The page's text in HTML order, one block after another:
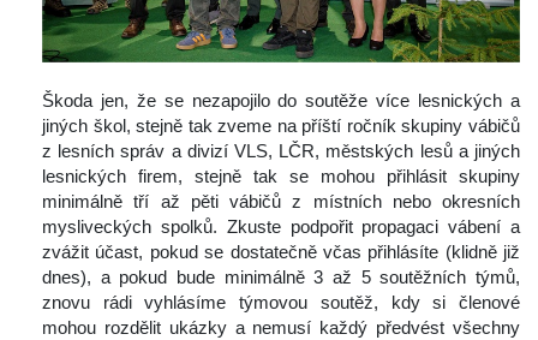
Škoda jen, že se nezapojilo do soutěže více lesnických a
jiných škol, stejně tak zveme na příští ročník skupiny vábičů
z lesních správ a divizí VLS, LČR, městských lesů a jiných
lesnických firem, stejně tak se mohou přihlásit skupiny
minimálně tří až pěti vábičů z místních nebo okresních
mysliveckých spolků. Zkuste podpořit propagaci vábení a
zvážit účast, pokud se dostatečně včas přihlásíte (klidně již
dnes), a pokud bude minimálně 3 až 5 soutěžních týmů,
znovu rádi vyhlásíme týmovou soutěž, kdy si členové
mohou rozdělit ukázky a nemusí každý předvést všechny